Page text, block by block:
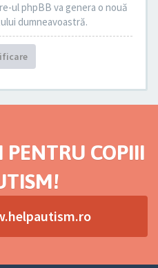
ul phpBB va genera o nouă
dumneavoastră.
COPIII